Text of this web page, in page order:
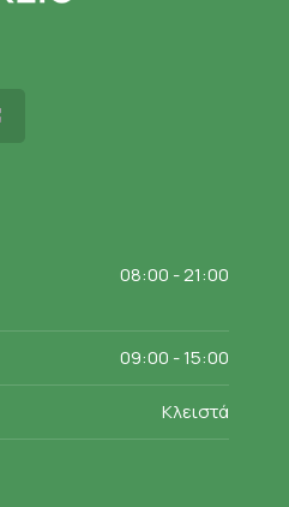
08:00 - 21:00
09:00 - 15:00
Κλειστά